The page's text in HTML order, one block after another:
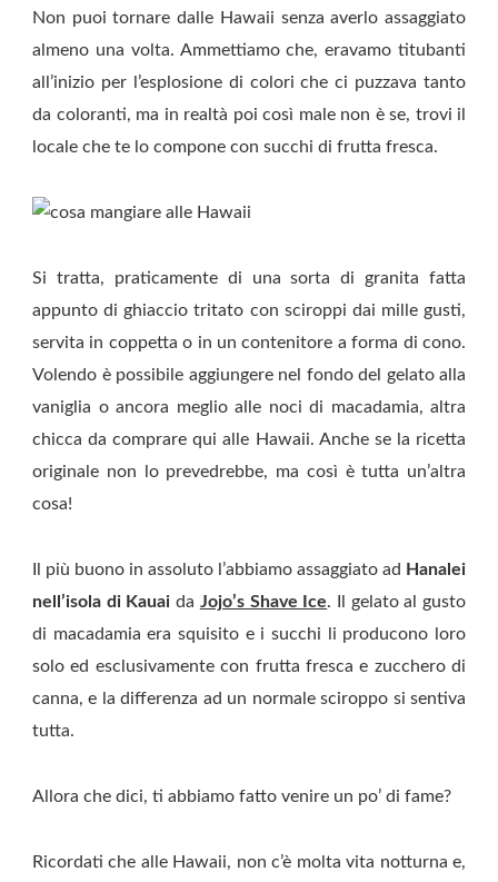
Non puoi tornare dalle Hawaii senza averlo assaggiato
almeno una volta. Ammettiamo che, eravamo titubanti
all’inizio per l’esplosione di colori che ci puzzava tanto
da coloranti, ma in realtà poi così male non è se, trovi il
locale che te lo compone con succhi di frutta fresca.
Si tratta, praticamente di una sorta di granita fatta
appunto di ghiaccio tritato con sciroppi dai mille gusti,
servita in coppetta o in un contenitore a forma di cono.
Volendo è possibile aggiungere nel fondo del gelato alla
vaniglia o ancora meglio alle noci di macadamia, altra
chicca da comprare qui alle Hawaii. Anche se la ricetta
originale non lo prevedrebbe, ma così è tutta un’altra
cosa!
Il più buono in assoluto l’abbiamo assaggiato ad Hanalei
nell’isola di Kauai da Jojo’s Shave Ice. Il gelato al gusto
di macadamia era squisito e i succhi li producono loro
solo ed esclusivamente con frutta fresca e zucchero di
canna, e la differenza ad un normale sciroppo si sentiva
tutta.
Allora che dici, ti abbiamo fatto venire un po’ di fame?
Ricordati che alle Hawaii, non c’è molta vita notturna e,